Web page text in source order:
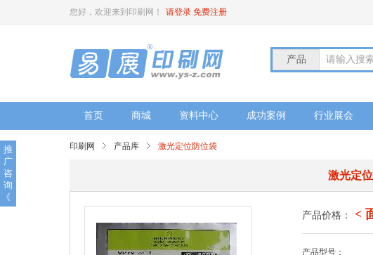
您好，欢迎来到印刷网！ 请登录 免费注册
产品 请输入搜
首页 商城 资料中心 成功案例 行业展会
印刷网 产品库 激光定位防位袋
激光定
产品价格： <
产品型号：
推
广
咨
询
《